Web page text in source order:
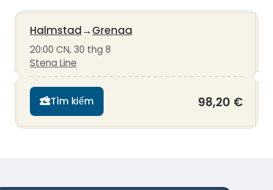
Halmstad→Grenaa
20:00 CN, 30 thg 8
Stena Line
Tìm kiếm 98,20 €